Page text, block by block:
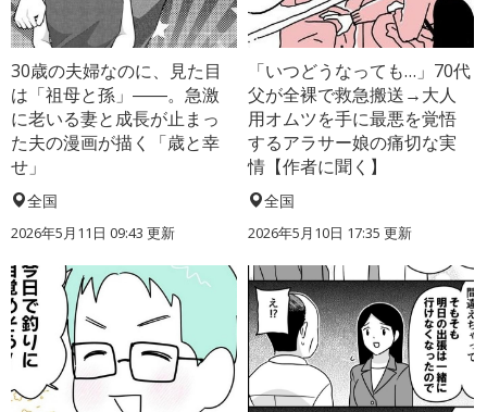
30歳の夫婦なのに、見た目
は「祖母と孫」――。急激
に老いる妻と成長が止まっ
た夫の漫画が描く「歳と幸
せ」
全国
2026年5月11日 09:43 更新
「いつどうなっても…」70代
父が全裸で救急搬送→大人
用オムツを手に最悪を覚悟
するアラサー娘の痛切な実
情【作者に聞く】
全国
2026年5月10日 17:35 更新